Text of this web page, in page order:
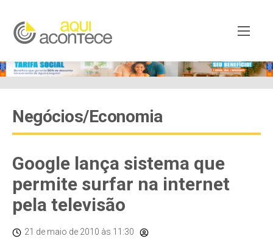
Negócios/Economia
Google lança sistema que
permite surfar na internet
pela televisão
21 de maio de 2010 às 11:30